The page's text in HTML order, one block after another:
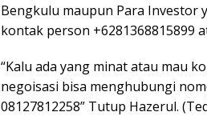
Bengkulu maupun Para Investor
kontak person +6281368815899
“Kalu ada yang minat atau mau
negoisasi bisa menghubungi
08127812258” Tutup Hazerul.